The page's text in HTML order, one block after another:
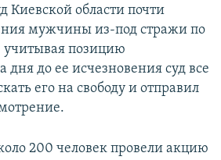
Киевской области почти
мужчины из-под стражи по
позицию
дня до ее исчезновения суд все
его на свободу и отправил
200 человек провели акцию